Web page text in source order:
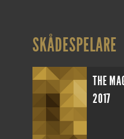
SKÅDESPELARE
THE
2017